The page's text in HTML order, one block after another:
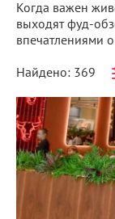
Когда важен
выходят фуд-
впечатлениями
Найдено: 369